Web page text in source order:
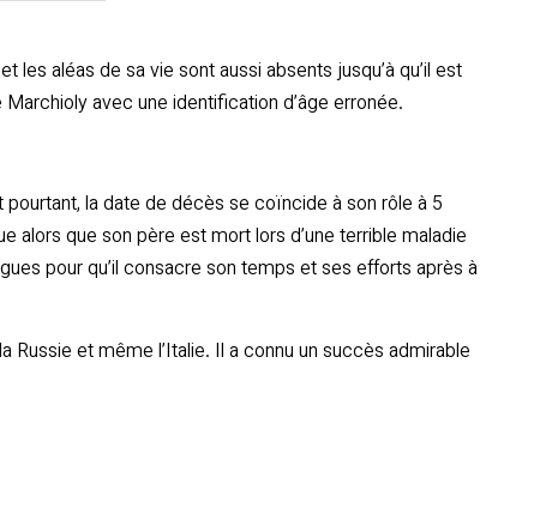
aléas de sa vie sont aussi absents jusqu’à qu’il est
avec une identification d’âge erronée.
la date de décès se coïncide à son rôle à 5
que son père est mort lors d’une terrible maladie
pour qu’il consacre son temps et ses efforts après à
Russie et même l’Italie. Il a connu un succès admirable